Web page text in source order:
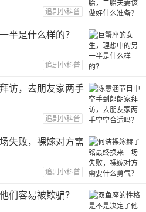
追剧小科普
半是什么样的？
追剧小科普
访，去朋友家两手
追剧小科普
失败，裸嫁对方需
追剧小科普
们容易被欺骗？